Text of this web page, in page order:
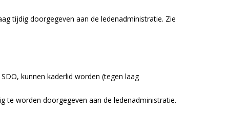
tijdig doorgegeven aan de ledenadministratie. Zie
kunnen kaderlid worden (tegen laag
te worden doorgegeven aan de ledenadministratie.